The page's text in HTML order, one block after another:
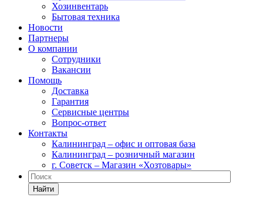
Хозинвентарь
Бытовая техника
Новости
Партнеры
О компании
Сотрудники
Вакансии
Помощь
Доставка
Гарантия
Сервисные центры
Вопрос-ответ
Контакты
Калининград – офис и оптовая база
Калининград – розничный магазин
г. Советск – Магазин «Хозтовары»
Найти